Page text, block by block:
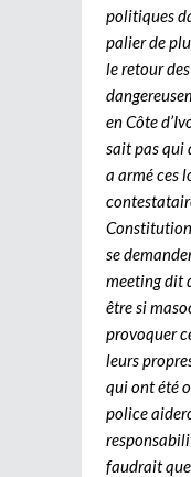
politiques
palier de
le retour
en Côte
sait pas qui
a armé ces
se
meeting dit
être si
provoquer
leurs
qui ont été
police
faudrait que